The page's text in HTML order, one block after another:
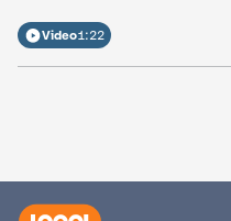
Video1:22